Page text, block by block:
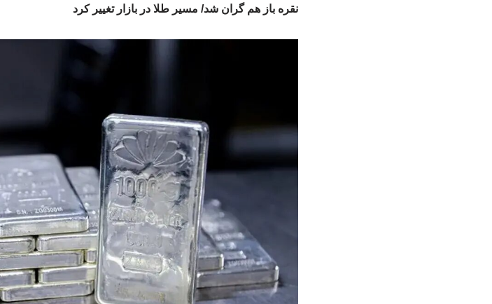
نقره باز هم گران شد/ مسیر طلا در بازار تغییر کرد